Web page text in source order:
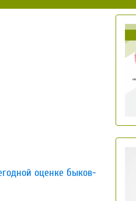
оценке быков-